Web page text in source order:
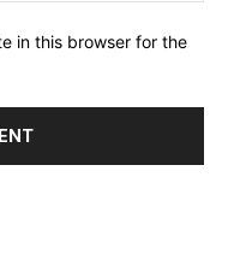
in this browser for the